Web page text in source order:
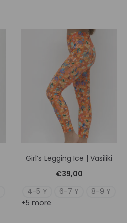
Girl’s Legging Ice | Vasiliki
€39,00
4-5 Y
6-7 Y
8-9 Y
+5 more